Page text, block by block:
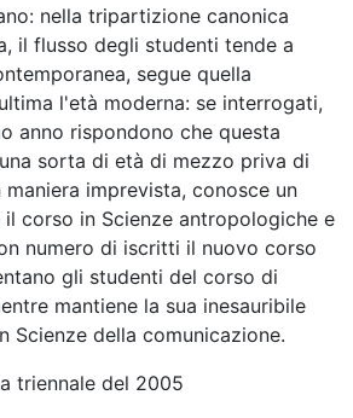
nella tripartizione canonica
il flusso degli studenti tende a
segue quella
l'età moderna: se interrogati,
anno rispondono che questa
sorta di età di mezzo priva di
maniera imprevista, conosce un
corso in Scienze antropologiche e
numero di iscritti il nuovo corso
gli studenti del corso di
mantiene la sua inesauribile
Scienze della comunicazione.
triennale del 2005